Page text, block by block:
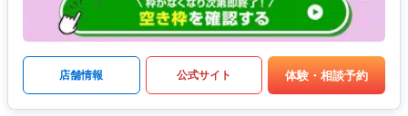
店舗情報 公式サイト 体験・相談予約